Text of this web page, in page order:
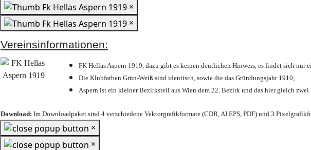
×
×
Vereinsinformationen:
FK Hellas Aspern 1919, dazu gibt es keinen deutlichen Hinweis, es findet sich nur
Die Klubfarben Grün-Weiß sind identisch, sowie die das Gründungsjahr 1910;
Aspern ist ein kleiner Bezirksteil aus Wien dem 22. Bezirk und das hier gleich
Download: Im Downloadpaket sind 4 verschiedene Vektorgrafikformate (CDR, AI EPS, PDF) und 3
×
×